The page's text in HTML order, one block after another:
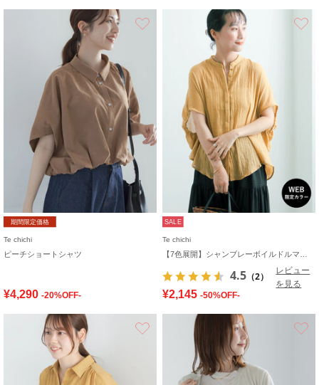
期間限定価格
Te chichi
ピーチショートシャツ
¥4,290 -20%OFF-
SALE
Te chichi
4.5 （2）
レビュー
を見る
¥2,145 -50%OFF-
お気に入り